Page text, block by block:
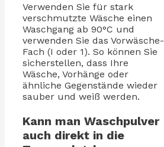
Verwenden Sie für stark
verschmutzte Wäsche einen
Waschgang ab 90°C und
verwenden Sie das Vorwäsche-
Fach (I oder 1). So können Sie
sicherstellen, dass Ihre
Wäsche, Vorhänge oder
ähnliche Gegenstände wieder
sauber und weiß werden.
Kann man Waschpulver
auch direkt in die